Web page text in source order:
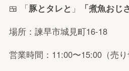
🍱 「豚とタレと 」
「煮魚おじ
場所：諫早市城見町16-18
営業時間：11:00〜15:00（売り